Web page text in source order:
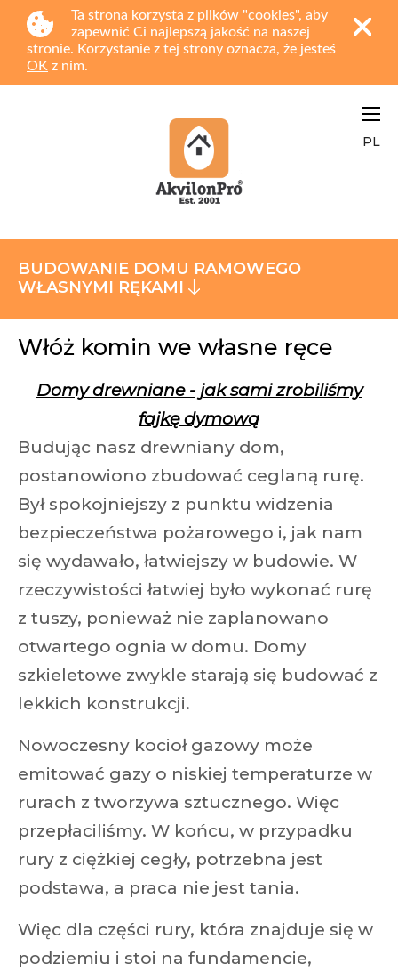
Ta strona korzysta z plików "cookies", aby
zapewnić Ci najlepszą jakość na naszej
stronie. Korzystanie z tej strony oznacza, że jesteś
OK z nim.
PL
BUDOWANIE DOMU RAMOWEGO
WŁASNYMI RĘKAMI
Włóż komin we własne ręce
Domy drewniane - jak sami zrobiliśmy
fajkę dymową
Budując nasz drewniany dom,
postanowiono zbudować ceglaną rurę.
Był spokojniejszy z punktu widzenia
bezpieczeństwa pożarowego i, jak nam
się wydawało, łatwiejszy w budowie. W
rzeczywistości łatwiej było wykonać rurę
z tuszy, ponieważ nie zaplanowano
otwartego ognia w domu. Domy
szkieletowe zwykle starają się budować z
lekkich konstrukcji.
Nowoczesny kocioł gazowy może
emitować gazy o niskiej temperaturze w
rurach z tworzywa sztucznego. Więc
przepłaciliśmy. W końcu, w przypadku
rury z ciężkiej cegły, potrzebna jest
podstawa, a praca nie jest tania.
Więc dla części rury, która znajduje się w
podziemiu i stoi na fundamencie,